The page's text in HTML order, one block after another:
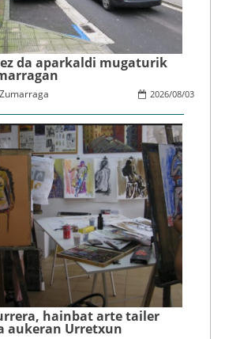
da aparkaldi mugaturik
2026/08/03
hainbat arte tailer
aukeran Urretxun